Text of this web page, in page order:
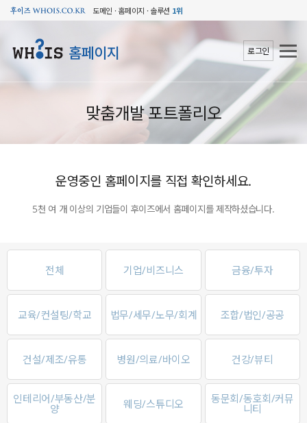
도메인 · 홈페이지 · 솔루션 1위
홈페이지 로그인
맞춤개발 포트폴리오
운영중인 홈페이지를 직접 확인하세요.
5천 여 개 이상의 기업들이 후이즈에서 홈페이지를 제작하셨습니다.
전체 기업/비즈니스 금융/투자
교육/컨설팅/학교 법무/세무/노무/회계 조합/법인/공공
건설/제조/유통 병원/의료/바이오 건강/뷰티
인테리어/부동산/분
양 웨딩/스튜디오 동문회/동호회/커뮤
니티